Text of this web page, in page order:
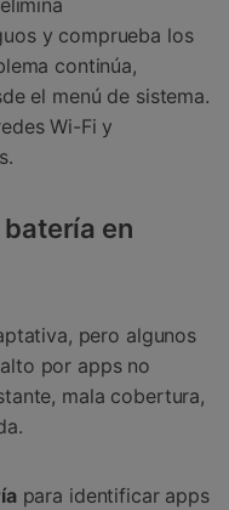
y comprueba los
continúa,
el menú de sistema.
Wi-Fi y
en
pero algunos
por apps no
mala cobertura,
para identificar apps